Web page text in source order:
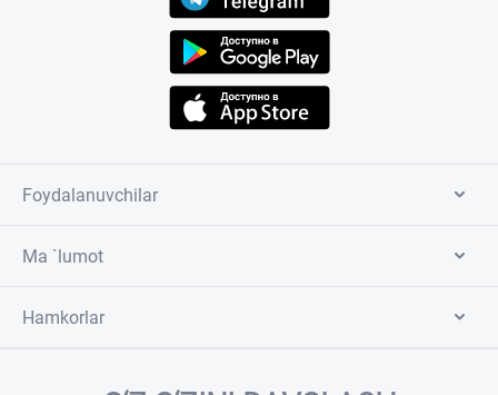
Foydalanuvchilar
Ma `lumot
Hamkorlar